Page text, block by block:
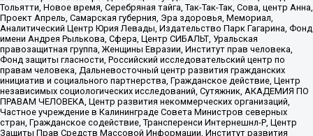
Тольятти, Новое время, Серебряная тайга, Так-Так-Так, Сова, центр Анна,
Проект Апрель, Самарская губерния, Эра здоровья, Мемориал,
Аналитический Центр Юрия Левады, Издательство Парк Гагарина, Фонд
имени Андрея Рылькова, Сфера, Центр СИБАЛЬТ, Уральская
правозащитная группа, Женщины Евразии, Институт прав человека,
Фонд защиты гласности, Российский исследовательский центр по
правам человека, Дальневосточный центр развития гражданских
инициатив и социального партнерства, Гражданское действие, Центр
независимых социологических исследований, Сутяжник, АКАДЕМИЯ ПО
ПРАВАМ ЧЕЛОВЕКА, Центр развития некоммерческих организаций,
Частное учреждение в Калининграде Совета Министров северных
стран, Гражданское содействие, Трансперенси Интернешнл-Р, Центр
Защиты Прав Средств Массовой Информации, Институт развития